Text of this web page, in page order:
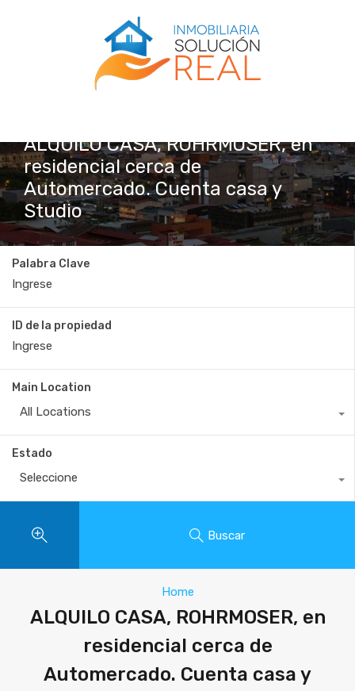
ALQUILO CASA, ROHRMOSER, en
residencial cerca de
Automercado. Cuenta casa y
Studio
Palabra Clave
ID de la propiedad
Main Location
All Locations
Estado
Seleccione
Buscar
Home
ALQUILO CASA, ROHRMOSER, en
residencial cerca de
Automercado. Cuenta casa y